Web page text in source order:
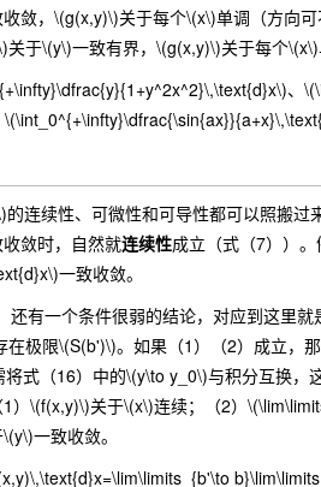
敛，\(g(x,y)\)关于每个\(x\)单调（方向
于\(y\)一致有界，\(g(x,y)\)关于每个
续性、可微性和可导性都可以照搬过
敛时，自然就连续性成立（式（7））
一致收敛。
有一个条件很弱的结论，对应到这里
极限\(S(b')\)。如果（1）（2）成立
将式（16）中的\(y\to y_0\)与积分互换
1）\(f(x,y)\)关于\(x\)连续；（2）
一致收敛。